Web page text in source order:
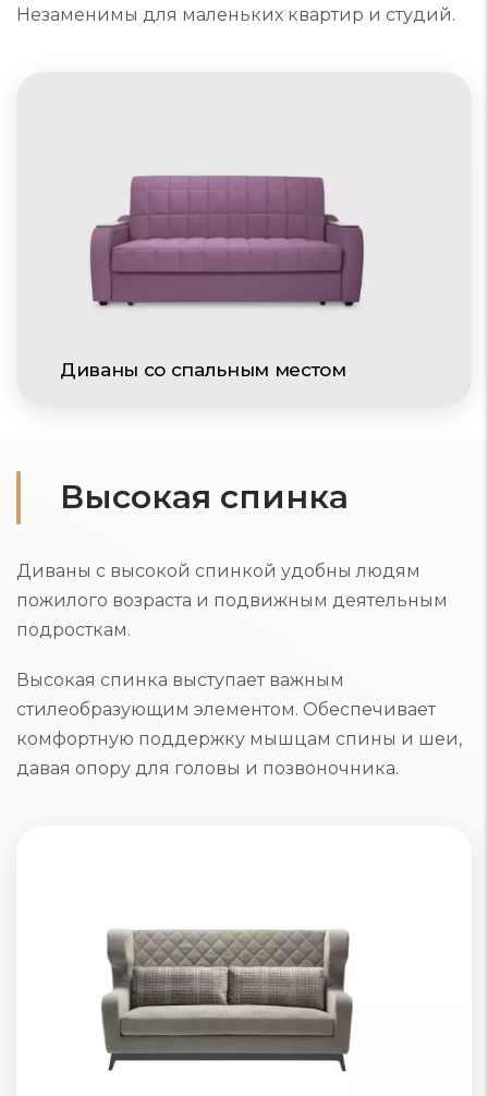
Диваны со спальным местом
Незаменимы для маленьких квартир и студий.
Высокая спинка
Диваны с высокой спинкой удобны людям
пожилого возраста и подвижным деятельным
подросткам.
Высокая спинка выступает важным
стилеобразующим элементом. Обеспечивает
комфортную поддержку мышцам спины и шеи,
давая опору для головы и позвоночника.